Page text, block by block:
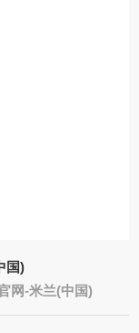
国)
网-米兰(中国)